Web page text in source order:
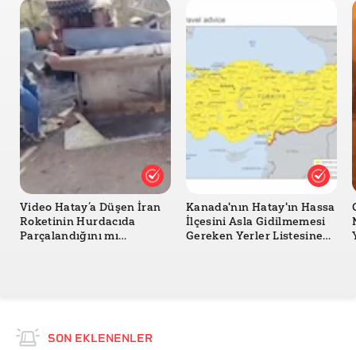
Video Hatay’a Düşen İran
Roketinin Hurdacıda
Parçalandığını mı
Kanada'nın Hatay'ın Hassa
İlçesini Asla Gidilmemesi
Gereken Yerler Listesine
SON EKLENENLER